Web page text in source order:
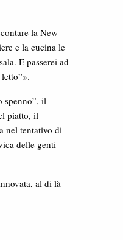
la New
e la cucina le
E passerei ad
spenno”, il
piatto, il
nel tentativo di
delle genti
al di là